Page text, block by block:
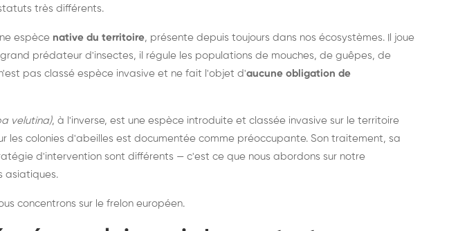
très différents.
espèce native du territoire, présente depuis toujours dans nos écosystèmes. Il joue
prédateur d'insectes, il régule les populations de mouches, de guêpes, de
pas classé espèce invasive et ne fait l'objet d'aucune obligation de
velutina), à l'inverse, est une espèce introduite et classée invasive sur le territoire
les colonies d'abeilles est documentée comme préoccupante. Son traitement, sa
d'intervention sont différents — c'est ce que nous abordons sur notre
asiatiques.
concentrons sur le frelon européen.